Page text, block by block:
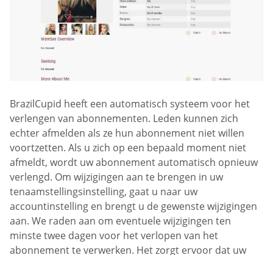
BrazilCupid heeft een automatisch systeem voor het
verlengen van abonnementen. Leden kunnen zich
echter afmelden als ze hun abonnement niet willen
voortzetten. Als u zich op een bepaald moment niet
afmeldt, wordt uw abonnement automatisch opnieuw
verlengd. Om wijzigingen aan te brengen in uw
tenaamstellingsinstelling, gaat u naar uw
accountinstelling en brengt u de gewenste wijzigingen
aan. We raden aan om eventuele wijzigingen ten
minste twee dagen voor het verlopen van het
abonnement te verwerken. Het zorgt ervoor dat uw